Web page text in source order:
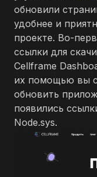
обновили
удобнее и
проекте. Во-
ссылки для
Cellframe
их помощью вы
обновить
появились
Node.sys.